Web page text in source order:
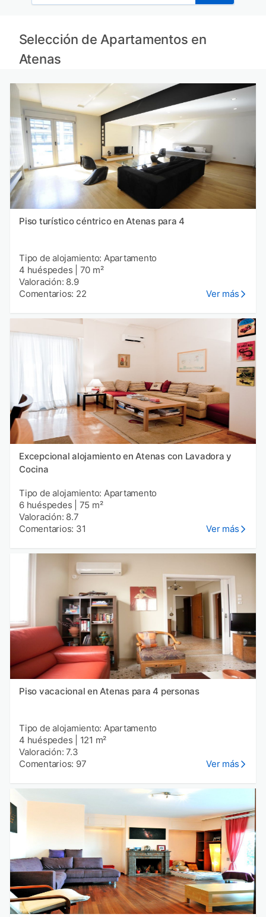
Selección de Apartamentos en
Atenas
Piso turístico céntrico en Atenas para 4
Tipo de alojamiento: Apartamento
4 huéspedes
70 m²
Valoración: 8.9
Comentarios: 22
Ver más
Excepcional alojamiento en Atenas con Lavadora y
Cocina
Tipo de alojamiento: Apartamento
6 huéspedes
75 m²
Valoración: 8.7
Comentarios: 31
Ver más
Piso vacacional en Atenas para 4 personas
Tipo de alojamiento: Apartamento
4 huéspedes
121 m²
Valoración: 7.3
Comentarios: 97
Ver más